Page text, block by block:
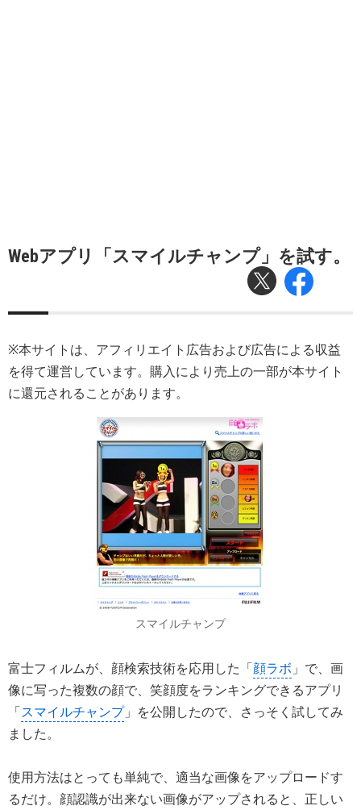
Webアプリ「スマイルチャンプ」を試す。
※本サイトは、アフィリエイト広告および広告による収益
を得て運営しています。購入により売上の一部が本サイト
に還元されることがあります。
スマイルチャンプ
富士フィルムが、顔検索技術を応用した「顔ラボ 」で、画
像に写った複数の顔で、笑顔度をランキングできるアプリ
「スマイルチャンプ」を公開したので、さっそく試してみ
ました。
使用方法はとっても単純で、適当な画像をアップロードす
るだけ。顔認識が出来ない画像がアップされると、正しい